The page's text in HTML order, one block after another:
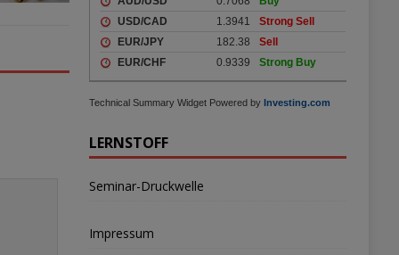
Technical Summary Widget Powered by Investing.com
LERNSTOFF
Seminar-Druckwelle
Impressum